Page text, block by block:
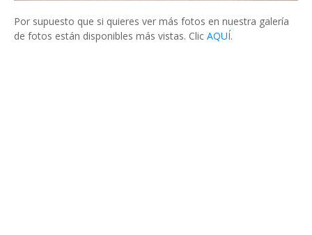
Por supuesto que si quieres ver más fotos en nuestra galería
de fotos están disponibles más vistas. Clic AQUÍ.